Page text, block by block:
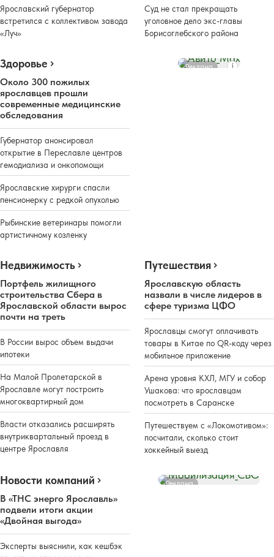
Ярославский губернатор
встретился с коллективом завода
«Луч»
Суд не стал прекращать
уголовное дело экс-главы
Борисоглебского района
Здоровье
Около 300 пожилых
ярославцев прошли
современные медицинские
обследования
Губернатор анонсировал
открытие в Переславле центров
гемодиализа и онкопомощи
Ярославские хирурги спасли
пенсионерку с редкой опухолью
Рыбинские ветеринары помогли
артистичному козленку
Реклама
Недвижимость
Портфель жилищного
строительства Сбера в
Ярославской области вырос
почти на треть
В России вырос объем выдачи
ипотеки
На Малой Пролетарской в
Ярославле могут построить
многоквартирный дом
Власти отказались расширять
внутриквартальный проезд в
центре Ярославля
Путешествия
Ярославскую область
назвали в числе лидеров в
сфере туризма ЦФО
Ярославцы смогут оплачивать
товары в Китае по QR-коду через
мобильное приложение
Арена уровня КХЛ, МГУ и собор
Ушакова: что ярославцам
посмотреть в Саранске
Путешествуем с «Локомотивом»:
посчитали, сколько стоит
хоккейный выезд
Новости компаний
В «ТНС энерго Ярославль»
подвели итоги акции
«Двойная выгода»
Эксперты выяснили, как кешбэк
Реклама